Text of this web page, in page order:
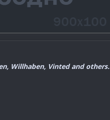
Willhaben, Vinted and others.